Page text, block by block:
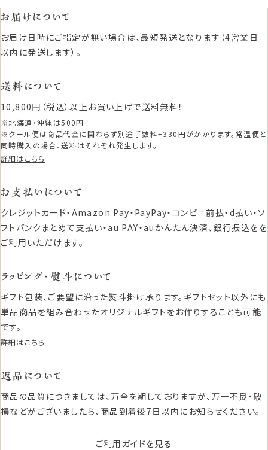
お届けについて
お届け日時にご指定が無い場合は、最短発送となります（4営業日
以内に発送します）。
送料について
10,800円（税込）以上お買い上げで送料無料！
※北海道・沖縄は500円
※クール便は商品代金に関わらず別途手数料+330円がかかります。常温便と
同時購入の場合、送料はそれぞれ発生します。
詳細はこちら
お支払いについて
クレジットカード・Amazon Pay・PayPay・コンビニ前払・d払い・ソ
フトバンクまとめて支払い・au PAY・auかんたん決済、銀行振込をを
ご利用いただけます。
ラッピング・熨斗について
ギフト包装、ご要望に沿った熨斗掛け承ります。ギフトセット以外にも
単品商品を組み合わせたオリジナルギフトをお作りすることも可能
です。
詳細はこちら
返品について
商品の品質につきましては、万全を期しておりますが、万一不良・破
損などがございましたら、商品到着後7日以内にお知らせください。
ご利用ガイドを見る